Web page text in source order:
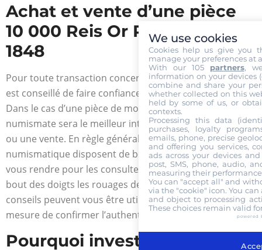
Achat et vente d’une pièce
10 000 Reis Or Pedro II 1833 à
1848
Pour toute transaction concernant des articles en or, il
est conseillé de faire confiance à des professionnels.
Dans le cas d’une pièce de monnaie, un expert
numismate sera le meilleur interlocuteur pour un achat
ou une vente. En règle générale, les experts de la
numismatique disposent de boutiques où vous pouvez
vous rendre pour les consulter. Ils connaissent sur le
bout des doigts les rouages de ce marché et leurs
conseils peuvent vous être utiles. En outre, ils sont en
mesure de confirmer l’authenticité d’une pièce.
Pourquoi investir dans les
We use cookies
Cookies help us give you
manage your preferences at
With our 105 partners,
information on your devices
combine and share your
whether collected on this
held by some of us, or
contexts.
Processing this data
purchases, loyalty
emails, phone, precise
and offering you services,
ads across your devices
post, SMS, phone, audio,
measuring their
You can "accept all" and
via the "cookie" icon. You
and object to processing
These choices remain valid
powered